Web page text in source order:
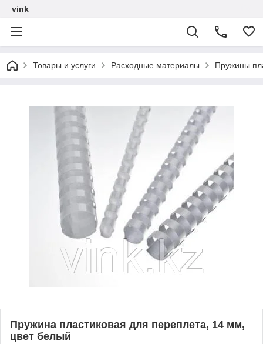
vink
Товары и услуги Расходные материалы Пружины
Пружина пластиковая для переплета, 14 мм,
цвет белый